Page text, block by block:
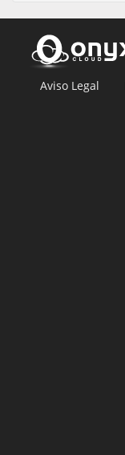
Aviso Legal